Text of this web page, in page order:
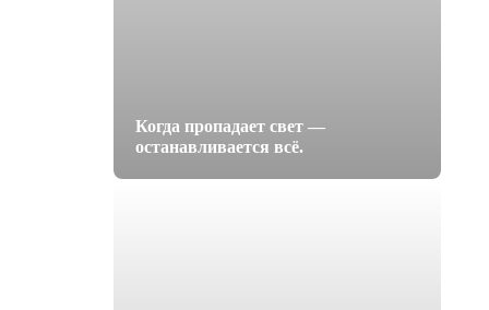
Когда пропадает свет —
останавливается всё.